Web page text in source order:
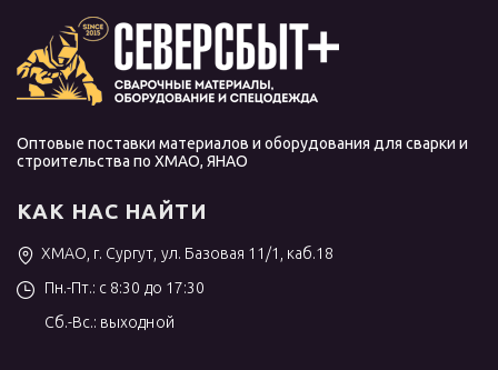
Оптовые поставки материалов и оборудования для сварки и
строительства по ХМАО, ЯНАО
КАК НАС НАЙТИ
ХМАО, г. Сургут, ул. Базовая 11/1, каб.18
Пн.-Пт.: с 8:30 до 17:30
Сб.-Вс.: выходной